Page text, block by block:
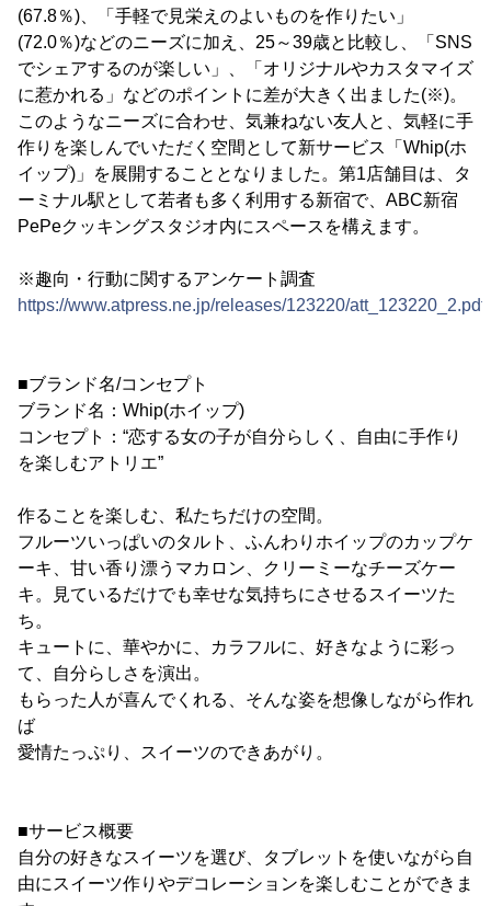
(67.8％)、「手軽で見栄えのよいものを作りたい」
(72.0％)などのニーズに加え、25～39歳と比較し、「SNS
でシェアするのが楽しい」、「オリジナルやカスタマイズ
に惹かれる」などのポイントに差が大きく出ました(※)。
このようなニーズに合わせ、気兼ねない友人と、気軽に手
作りを楽しんでいただく空間として新サービス「Whip(ホ
イップ)」を展開することとなりました。第1店舗目は、タ
ーミナル駅として若者も多く利用する新宿で、ABC新宿
PePeクッキングスタジオ内にスペースを構えます。
※趣向・行動に関するアンケート調査
https://www.atpress.ne.jp/releases/123220/att_123220_2.pdf
■ブランド名/コンセプト
ブランド名：Whip(ホイップ)
コンセプト：“恋する女の子が自分らしく、自由に手作り
を楽しむアトリエ”
作ることを楽しむ、私たちだけの空間。
フルーツいっぱいのタルト、ふんわりホイップのカップケ
ーキ、甘い香り漂うマカロン、クリーミーなチーズケー
キ。見ているだけでも幸せな気持ちにさせるスイーツた
ち。
キュートに、華やかに、カラフルに、好きなように彩っ
て、自分らしさを演出。
もらった人が喜んでくれる、そんな姿を想像しながら作れ
ば
愛情たっぷり、スイーツのできあがり。
■サービス概要
自分の好きなスイーツを選び、タブレットを使いながら自
由にスイーツ作りやデコレーションを楽しむことができま